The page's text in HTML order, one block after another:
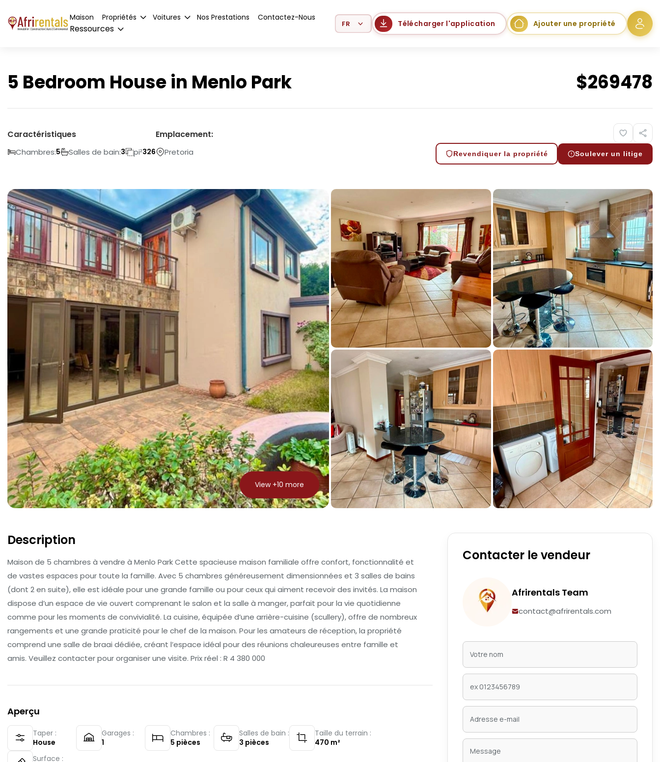
Maison Propriétés Voitures Nos Prestations Contactez-Nous
Ressources
Select Language Télécharger l'application Ajouter une propriété
5 Bedroom House in Menlo Park $269478
Caractéristiques
Chambres:5 Salles de bain:3 pi²326
Emplacement:
Pretoria Revendiquer la propriété Soulever un litige
View +10 more
Description
Maison de 5 chambres à vendre à Menlo Park Cette spacieuse maison familiale offre confort, fonctionnalité et
de vastes espaces pour toute la famille. Avec 5 chambres généreusement dimensionnées et 3 salles de bains
(dont 2 en suite), elle est idéale pour une grande famille ou pour ceux qui aiment recevoir des invités. La maison
dispose d’un espace de vie ouvert comprenant le salon et la salle à manger, parfait pour la vie quotidienne
comme pour les moments de convivialité. La cuisine, équipée d’une arrière-cuisine (scullery), offre de nombreux
rangements et une grande praticité pour le chef de la maison. Pour les amateurs de réception, la propriété
comprend une salle de braai dédiée, créant l’espace idéal pour des réunions chaleureuses entre famille et
amis. Veuillez contacter pour organiser une visite. Prix réel : R 4 380 000
Aperçu
Taper :
House
Garages :
1
Chambres :
5 pièces
Salles de bain :
3 pièces
Taille du terrain :
470 m²
Surface :
Contacter le vendeur
Afrirentals Team
contact@afrirentals.com